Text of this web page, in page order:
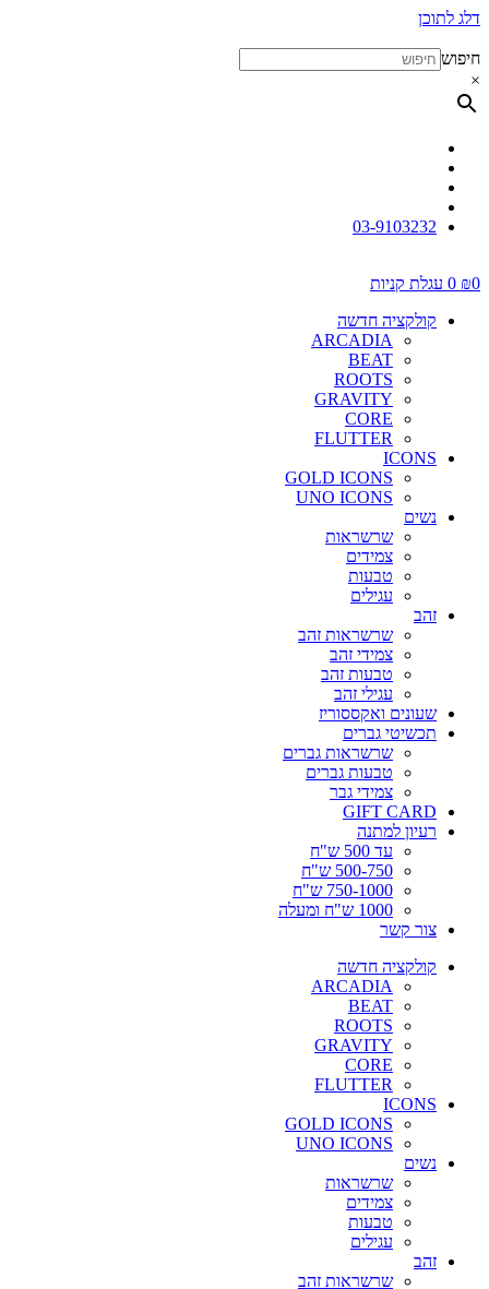
דלג לתוכן
חיפוש
×
03-9103232
₪0
0 עגלת קניות
קולקציה חדשה
ARCADIA
BEAT
ROOTS
GRAVITY
CORE
FLUTTER
ICONS
GOLD ICONS
UNO ICONS
נשים
שרשראות
צמידים
טבעות
עגילים
זהב
שרשראות זהב
צמידי זהב
טבעות זהב
עגילי זהב
שעונים ואקססוריז
תכשיטי גברים
שרשראות גברים
טבעות גברים
צמידי גבר
GIFT CARD
רעיון למתנה
עד 500 ש"ח
500-750 ש"ח
750-1000 ש"ח
1000 ש"ח ומעלה
צור קשר
קולקציה חדשה
ARCADIA
BEAT
ROOTS
GRAVITY
CORE
FLUTTER
ICONS
GOLD ICONS
UNO ICONS
נשים
שרשראות
צמידים
טבעות
עגילים
זהב
שרשראות זהב